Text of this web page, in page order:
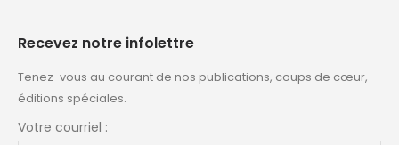
Recevez notre infolettre
Tenez-vous au courant de nos publications, coups de cœur,
éditions spéciales.
Votre courriel :